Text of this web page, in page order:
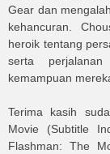
Gear dan
kehancuran.
heroik tentang
serta
kemampuan
Terima kasih
Movie (Subtitle
Flashman: The